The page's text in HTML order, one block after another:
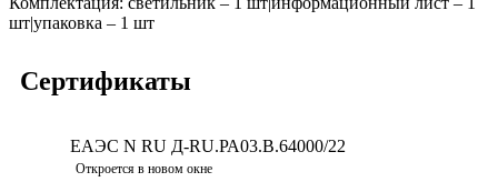
шт|упаковка – 1 шт
Сертификаты
ЕАЭС N RU Д-RU.РА03.В.64000/22
Откроется в новом окне